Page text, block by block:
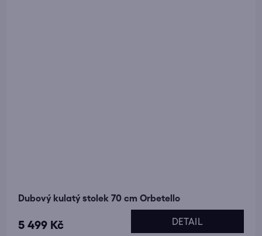
Dubový kulatý stolek 70 cm Orbetello
5 499 Kč DETAIL